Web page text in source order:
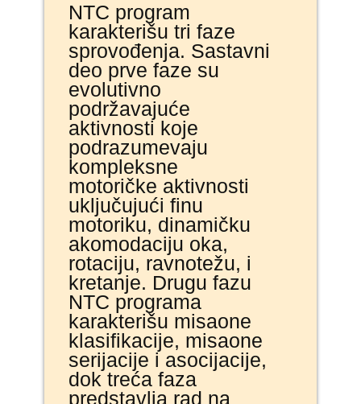
NTC program
karakterišu tri faze
sprovođenja. Sastavni
deo prve faze su
evolutivno
podržavajuće
aktivnosti koje
podrazumevaju
kompleksne
motoričke aktivnosti
uključujući finu
motoriku, dinamičku
akomodaciju oka,
rotaciju, ravnotežu, i
kretanje. Drugu fazu
NTC programa
karakterišu misaone
klasifikacije, misaone
serijacije i asocijacije,
dok treća faza
predstavlja rad na